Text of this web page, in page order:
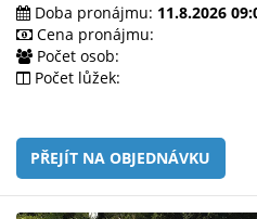
Doba pronájmu: 11.8.2026
Cena pronájmu:
Počet osob:
Počet lůžek:
PŘEJÍT NA OBJEDNÁVKU
mailem.
objednat
poukaz